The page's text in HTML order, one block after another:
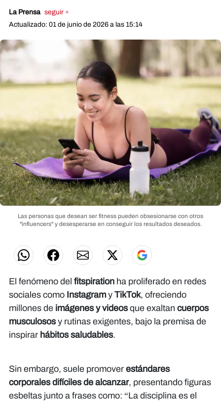
La Prensa seguir +
Actualizado: 01 de junio de 2026 a las 15:14
Las personas que desean ser fitness pueden obsesionarse con otros
"influencers" y desesperarse en conseguir los resultados deseados.
El fenómeno del fitspiration ha proliferado en redes
sociales como Instagram y TikTok, ofreciendo
millones de imágenes y videosque exaltan cuerpos
musculososy rutinas exigentes, bajo la premisa de
inspirar hábitos saludables.
Sin embargo, suele promover estándares
corporales difíciles de alcanzar, presentando figuras
esbeltas junto a frases como: “La disciplina es el